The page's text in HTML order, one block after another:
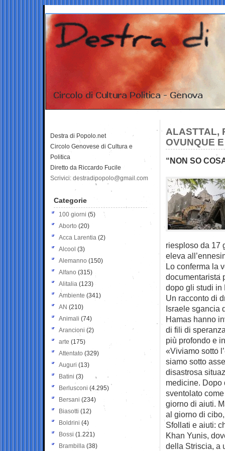
ALASTTAL,
OVUNQUE
“NON SO
riesploso da 17
eleva
Lo conferma la
documentarista
dopo gli studi in
Un racconto di
Israele sgancia
Hamas hanno
di fili di
più profondo e
«Viviamo sotto
siamo sotto
disastrosa
medicine. Dopo
sventolato
giorno di aiuti.
al giorno di
Sfollati e aiuti:
Khan Yunis,
della Striscia, a
Destra di Popolo.net
Circolo Genovese di Cultura e
Politica
Diretto da Riccardo Fucile
Scrivici: destradipopolo@gmail.com
Categorie
100 giorni (5)
Aborto (20)
Acca Larentia (2)
Alcool (3)
Alemanno (150)
Alfano (315)
Alitalia (123)
Ambiente (341)
AN (210)
Animali (74)
Arancioni (2)
arte (175)
Attentato (329)
Auguri (13)
Batini (3)
Berlusconi (4.295)
Bersani (234)
Biasotti (12)
Boldrini (4)
Bossi (1.221)
Brambilla (38)